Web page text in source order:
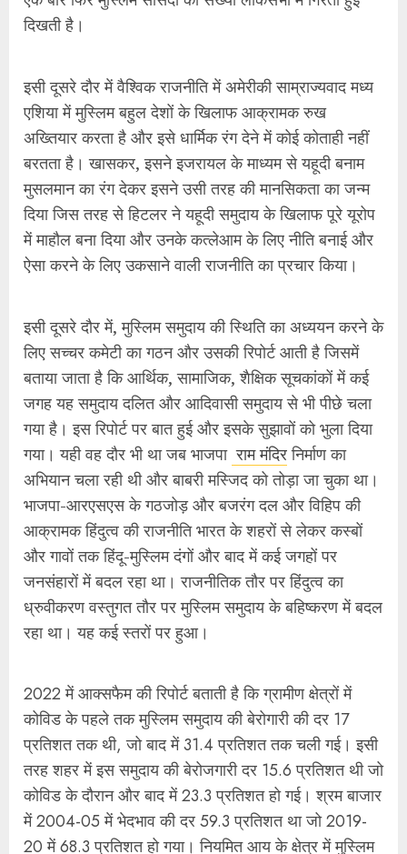
में माहौल बना दिया और उनके कत्लेआम के लिए नीति बनाई और
इसी दूसरे दौर में, मुस्लिम समुदाय की स्थिति का अध्ययन करने के
लिए सच्चर कमेटी का गठन और उसकी रिपोर्ट आती है जिसमें
बताया जाता है कि आर्थिक, सामाजिक, शैक्षिक सूचकांकों में कई
जगह यह समुदाय दलित और आदिवासी समुदाय से भी पीछे चला
गया है। इस रिपोर्ट पर बात हुई और इसके सुझावों को भुला दिया
गया। यही वह दौर भी था जब भाजपा राम मंदिरनिर्माण का
अभियान चला रही थी और बाबरी मस्जिद को तोड़ा जा चुका था।
और गावों तक हिंदू-मुस्लिम दंगों और बाद में कई जगहों पर
जनसंहारों में बदल रहा था। राजनीतिक तौर पर हिंदुत्व का
ध्रुवीकरण वस्तुगत तौर पर मुस्लिम समुदाय के बहिष्करण में बदल
रहा था। यह कई स्तरों पर हुआ।
2022 में आक्सफैम की रिपोर्ट बताती है कि ग्रामीण क्षेत्रों में
कोविड के पहले तक मुस्लिम समुदाय की बेरोगारी की दर 17
प्रतिशत तक थी, जो बाद में 31.4 प्रतिशत तक चली गई। इसी
तरह शहर में इस समुदाय की बेरोजगारी दर 15.6 प्रतिशत थी जो
कोविड के दौरान और बाद में 23.3 प्रतिशत हो गई। श्रम बाजार
में 2004-05 में भेदभाव की दर 59.3 प्रतिशत था जो 2019-
20 में 68.3 प्रतिशत हो गया। नियमित आय के क्षेत्र में मुस्लिम
कम, 13,672 रुपये ही कमा रहा था। इसी तरह स्वरोजगार से
होने वाली आय भी सामान्य भारतीय की आय से उसकी आय
लगभग 4 हजार रुपये कम थी।
कोविड के दौरान मुस्लिम समुदाय पर एक योजनाबद्ध तरीके से
मीडिया ने हमला किया जिसका सीधा असर समाज पर पड़ा।
मुस्लिम समुदाय को ‘जिहाद’ की क्रोनोलॉजी बताई जाने लगी